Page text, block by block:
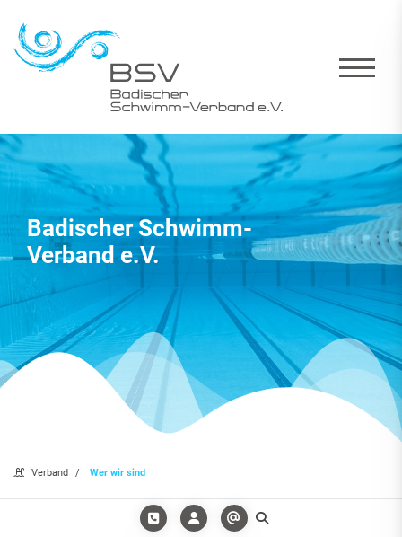
Badischer Schwimm-
Verband e.V.
Verband Wer wir sind